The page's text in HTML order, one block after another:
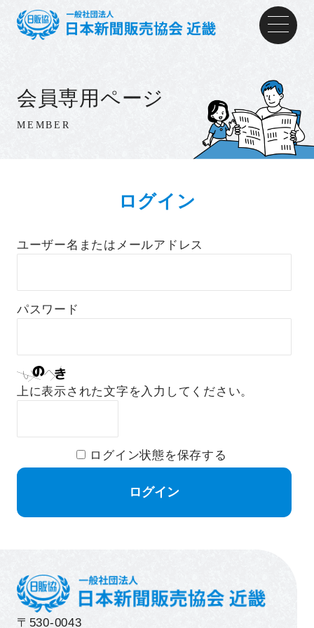
会員専用ページ
MEMBER
ログイン
ユーザー名またはメールアドレス
パスワード
上に表示された文字を入力してください。
ログイン状態を保存する
〒530-0043